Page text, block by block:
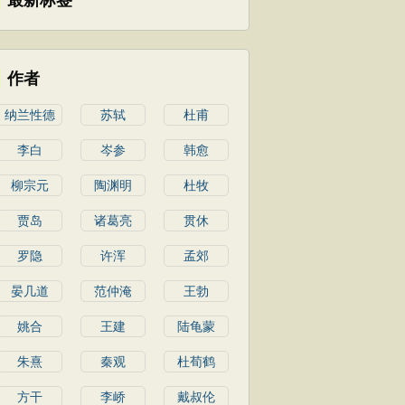
作者
纳兰性德 苏轼 杜甫
李白 岑参 韩愈
柳宗元 陶渊明 杜牧
贾岛 诸葛亮 贯休
罗隐 许浑 孟郊
晏几道 范仲淹 王勃
姚合 王建 陆龟蒙
朱熹 秦观 杜荀鹤
方干 李峤 戴叔伦